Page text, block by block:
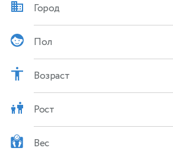
Город
Пол
Возраст
Рост
Вес